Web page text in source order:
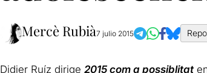
Mercè Rubià7 julio 2015
Didier Ruíz dirige 2015 com a possiblitat